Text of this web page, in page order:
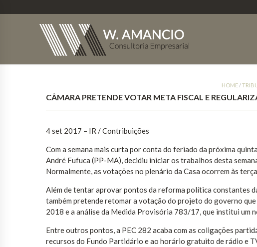
HOME/
CÂMARA PRETENDE VOTAR META FISCAL E
4 set 2017 – IR / Contribuições
Com a semana mais curta por conta do feriado da próxima
André Fufuca (PP-MA), decidiu iniciar os trabalhos desta
Normalmente, as votações no plenário da Casa ocorrem às
Além de tentar aprovar pontos da reforma política constantes
também pretende retomar a votação do projeto do governo
2018 e a análise da Medida Provisória 783/17, que institui um
Entre outros pontos, a PEC 282 acaba com as coligações
recursos do Fundo Partidário e ao horário gratuito de rádio e